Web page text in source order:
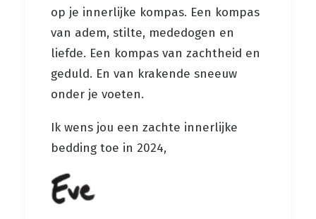
op je innerlijke kompas. Een kompas
van adem, stilte, mededogen en
liefde. Een kompas van zachtheid en
geduld. En van krakende sneeuw
onder je voeten.
Ik wens jou een zachte innerlijke
bedding toe in 2024,